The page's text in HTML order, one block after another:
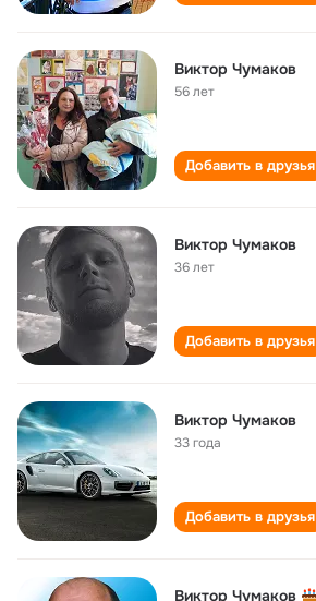
Виктор Чумаков
56 лет
Добавить в друзья
Виктор Чумаков
36 лет
Добавить в друзья
Виктор Чумаков
33 года
Добавить в друзья
Виктор Чумаков